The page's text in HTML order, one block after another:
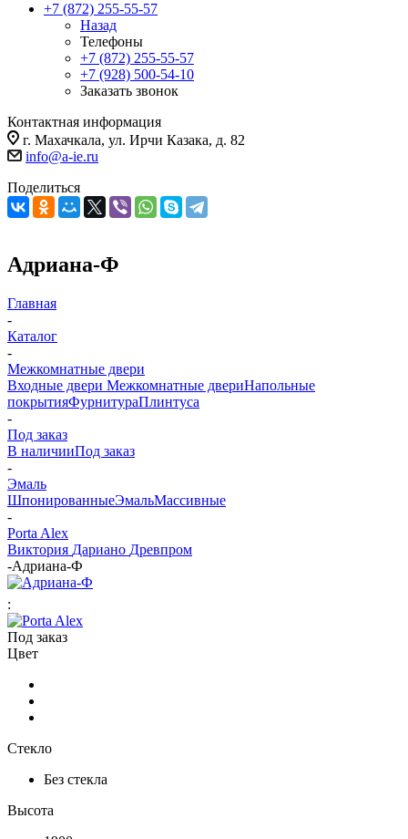
+7 (872) 255-55-57
Назад
Телефоны
+7 (872) 255-55-57
+7 (928) 500-54-10
Заказать звонок
Контактная информация
г. Махачкала, ул. Ирчи Казака, д. 82
info@a-ie.ru
Поделиться
Адриана-Ф
Главная
-
Каталог
-
Межкомнатные двери
Входные двери Межкомнатные двериНапольные
покрытияФурнитураПлинтуса
-
Под заказ
В наличииПод заказ
-
Эмаль
ШпонированныеЭмальМассивные
-
Porta Alex
Виктория Дариано Древпром
-Адриана-Ф
:
Под заказ
Цвет
Стекло
Без стекла
Высота